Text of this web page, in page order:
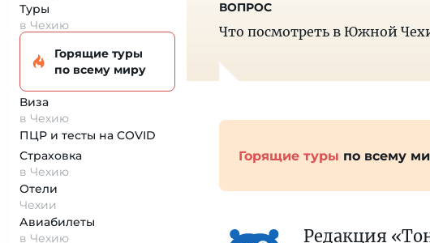
Туры
в Чехию
Горящие туры
по всему миру
Виза
в Чехию
ПЦР и тесты на COVID
Страховка
в Чехию
Отели
Чехии
Авиабилеты
в Чехию
Что посмотреть в Южной
Горящие туры по всему
Редакция